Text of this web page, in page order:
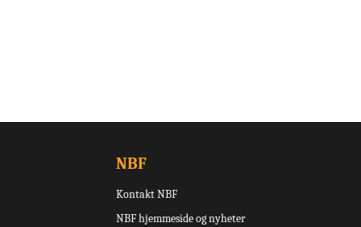
NBF
Kontakt NBF
NBF hjemmeside og nyheter